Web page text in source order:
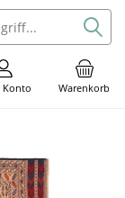
Warenkorb
Konto